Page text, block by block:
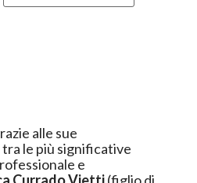
alle sue
le più significative